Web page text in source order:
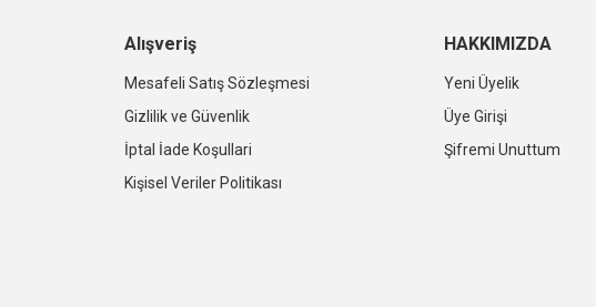
Alışveriş
Mesafeli Satış Sözleşmesi
Gizlilik ve Güvenlik
İptal İade Koşullari
Kişisel Veriler Politikası
HAKKIMIZDA
Yeni Üyelik
Üye Girişi
Şifremi Unuttum